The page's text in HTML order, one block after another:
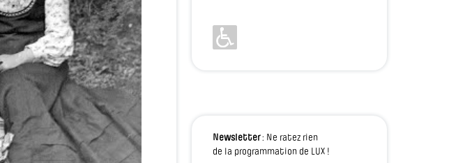
Newsletter: Ne ratez rien
de la programmation de LUX !